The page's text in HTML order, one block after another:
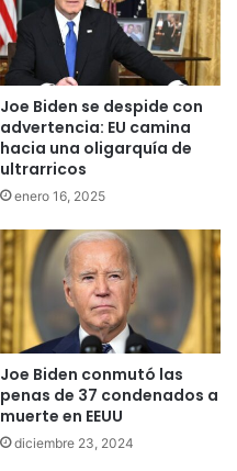
Joe Biden se despide con
advertencia: EU camina
hacia una oligarquía de
ultrarricos
enero 16, 2025
Joe Biden conmutó las
penas de 37 condenados a
muerte en EEUU
diciembre 23, 2024